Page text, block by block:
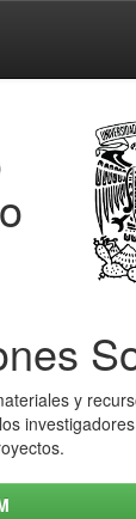
y